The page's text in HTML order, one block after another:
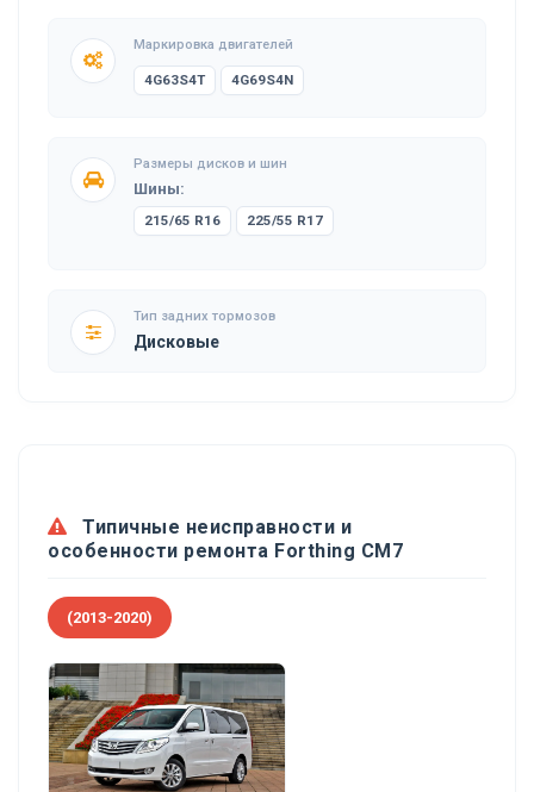
Маркировка двигателей
4G63S4T 4G69S4N
Размеры дисков и шин
Шины:
215/65 R16 225/55 R17
Тип задних тормозов
Дисковые
Типичные неисправности и
особенности ремонта Forthing CM7
(2013-2020)